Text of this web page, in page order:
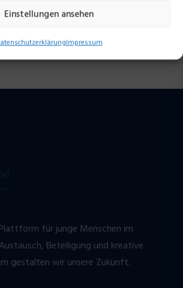
Einstellungen ansehen
Impressum
für junge Menschen im
Beteiligung und kreative
gestalten wir unsere Zukunft.